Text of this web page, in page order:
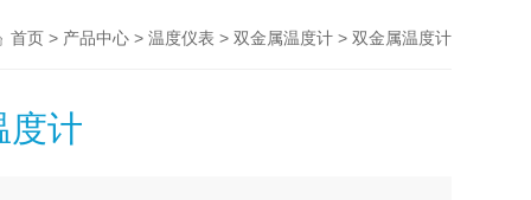
首页> 产品中心> 温度仪表 > 双金属温度计> 双金属温度计
度计